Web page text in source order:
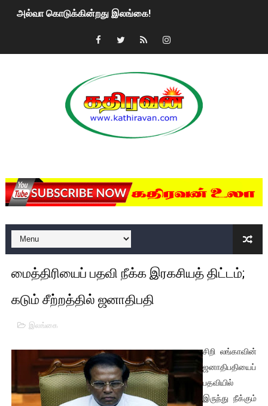
அல்வா கொடுக்கின்றது இலங்கை!
2ஆம் நாள் உக்ரைன் யுத்தம்!! எங்களைத் தனிமையில்
மகிந்த ராஜபக்சே பதவி விலக திட்டம்?
ரவுடி பேபிக்கு நடந்த தரமான சம்பவம்.. ஆபாச வீடியோக்களால்
குண்டை தூக்கிப்போட்ட ஆய்வு…. இந்தியாவின் “கோவிஷீல்டு”
யாழில் தமிழின தலைவர் பிரபாகரனின் பிறந்தநாளை
ஏர்போர்ட்டில் உதைத்த நபர் யார், என்ன நடந்தது?: உண்மையை
சீனா இலங்கையிடம் 8 மில்லியன் அமெரிக்க டொலர் நட்டஈடு
01/11/2021 Scotland ல் நடைபெறும் கண்டனப்
பாலச்சந்திரன் மற்றும் தன்னிடம் படித்த மாணவர்கள் தொடர்பில்
வர்ராரு...வர்ராரு... அண்ணாத்த : ரஜினிக்காக இலங்கை
கைது செய்யப்பட்ட இளைஞன் உயிரிழப்பு - கொதித்தெழுந்த
மைத்திரியைப் பதவி நீக்க இரகசியத் திட்டம்;
கடும் சீற்றத்தில் ஜனாதிபதி
இலங்கை
சிறி லங்காவின்
ஜனாதிபதியைப்
பதவியில்
இருந்து நீக்கும்